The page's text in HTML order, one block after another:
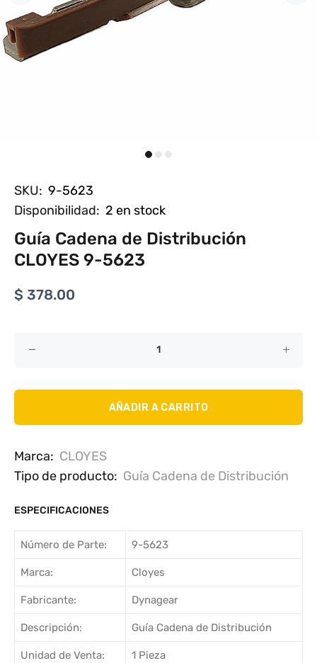
SKU: 9-5623
Disponibilidad: 2 en stock
Guía Cadena de Distribución
CLOYES 9-5623
$ 378.00
AÑADIR A CARRITO
Marca: CLOYES
Tipo de producto: Guía Cadena de Distribución
ESPECIFICACIONES
Número de Parte: 9-5623
Marca: Cloyes
Fabricante: Dynagear
Descripción: Guía Cadena de Distribución
Unidad de Venta: 1 Pieza